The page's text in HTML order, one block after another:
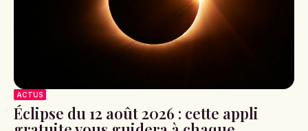
ACTUS
Éclipse du 12 août 2026 : cette appli